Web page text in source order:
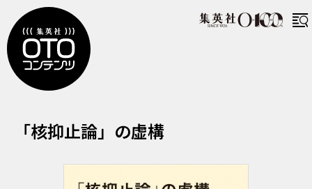
かくよくしろんのきょこう
「核抑止論」の虚構